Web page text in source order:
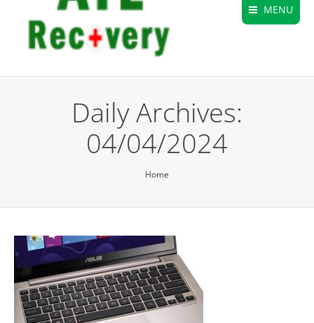
MENU
Daily Archives:
04/04/2024
Home